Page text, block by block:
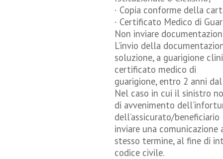
· Copia conforme della
· Certificato Medico di
Non inviare
L’invio della
soluzione, a guarigione
certificato medico di
guarigione, entro 2 anni
Nel caso in cui il sinistro
di avvenimento
dell’assicurato/beneficiario
inviare una
stesso termine, al fine di
codice civile.